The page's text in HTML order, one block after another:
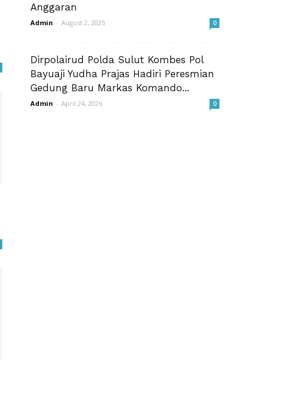
Anggaran
Admin - August 2, 2025 0
Dirpolairud Polda Sulut Kombes Pol
Bayuaji Yudha Prajas Hadiri Peresmian
Gedung Baru Markas Komando...
Admin - April 24, 2026 0